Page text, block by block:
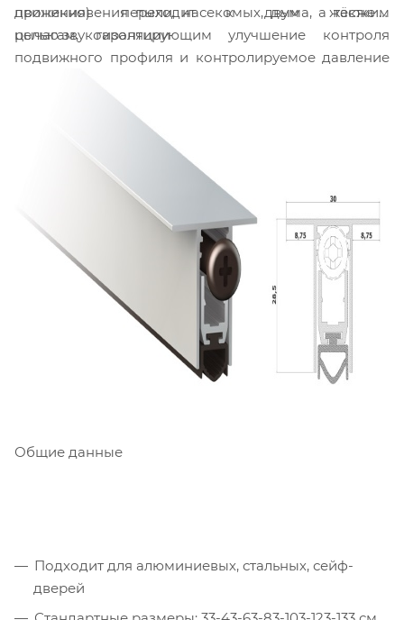
движения) переходит к двум жёстким
рычагам, гарантирующим улучшение контроля
подвижного профиля и контролируемое давление
проникновения пыли, насекомых, дыма, а также с
целью звукоизоляции
Общие данные
Подходит для алюминиевых, стальных, сейф-
дверей